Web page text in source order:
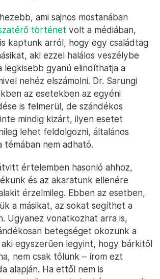
ami sajnos mostanában
történet volt a médiában,
kaptunk arról, hogy egy családtag
aki ezzel halálos veszélybe
legkisebb gyanú elindíthatja a
nehéz elszámolni. Dr. Sarungi
az esetekben az egyéni
is felmerül, de szándékos
mindig kizárt, ilyen esetet
lehet feldolgozni, általános
témában nem adható.
értelemben hasonló ahhoz,
és az akaratunk ellenére
érzelmileg. Ebben az esetben,
a másikat, az sokat segíthet a
Ugyanez vonatkozhat arra is,
betegséget okozunk a
aki egyszerűen legyint, hogy bárkitől
nem csak tőlünk – írom ezt
alapján. Ha ettől nem is